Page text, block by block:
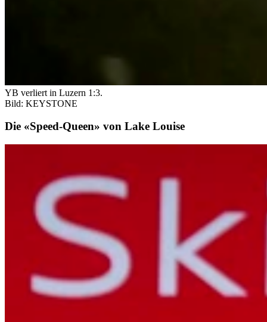
YB verliert in Luzern 1:3.
Bild: KEYSTONE
Die «Speed-Queen» von Lake Louise